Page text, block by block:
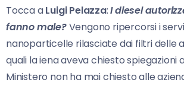
Tocca aLuigi Pelazza:I diesel
fanno male?Vengono ripercorsi i
nanoparticelle rilasciate dai filtri delle
quali la iena aveva chiesto spiegazioni
Ministero non ha mai chiesto alle